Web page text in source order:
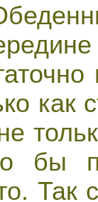
как
бы
Так